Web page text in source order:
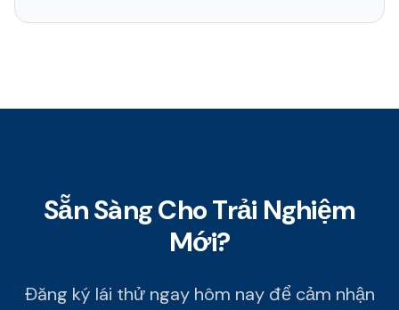
Sẵn Sàng Cho Trải Nghiệm
Mới?
Đăng ký lái thử ngay hôm nay để cảm nhận